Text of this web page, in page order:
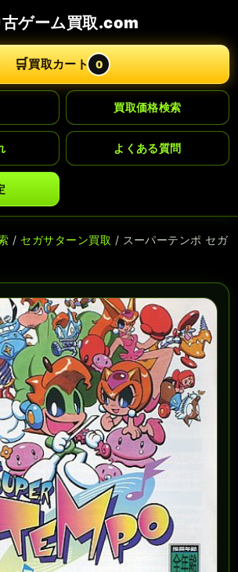
ゲーム買取.com
🛒買取カート 0
買取価格検索
よくある質問
/ セガサターン買取 / スーパーテンポ セガ